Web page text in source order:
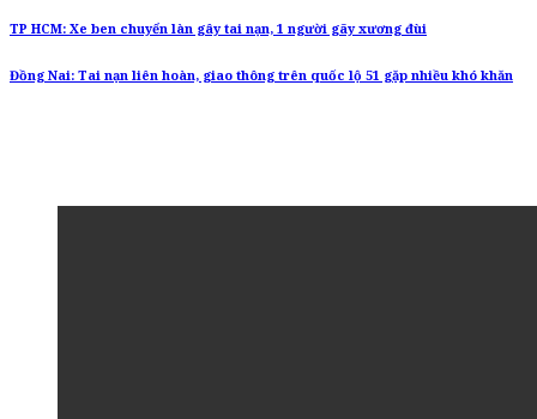
TP HCM: Xe ben chuyển làn gây tai nạn, 1 người gãy xương đùi
Đồng Nai: Tai nạn liên hoàn, giao thông trên quốc lộ 51 gặp nhiều khó khăn